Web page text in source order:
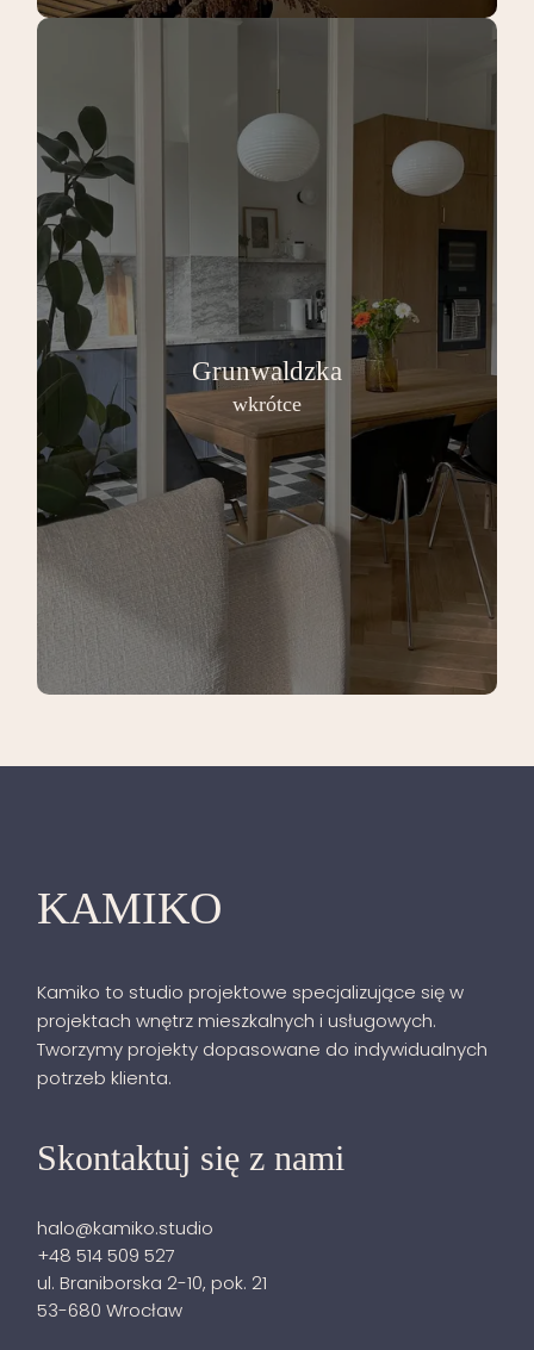
Grunwaldzka
wkrótce
KAMIKO
Kamiko to studio projektowe specjalizujące się w
projektach wnętrz mieszkalnych i usługowych.
Tworzymy projekty dopasowane do indywidualnych
potrzeb klienta.
Skontaktuj się z nami
halo@kamiko.studio
+48 514 509 527
ul. Braniborska 2-10, pok. 21
53-680 Wrocław